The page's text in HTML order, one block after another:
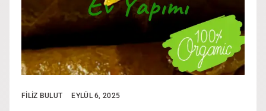
FILIZ BULUT EYLÜL 6, 2025